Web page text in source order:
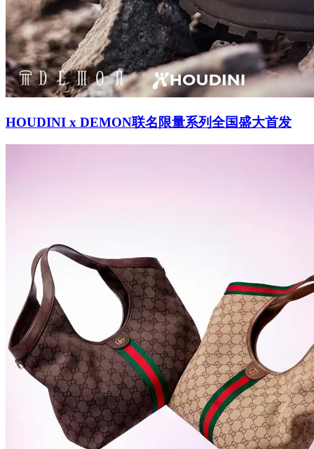
HOUDINI x DEMON联名限量系列全国盛大首发